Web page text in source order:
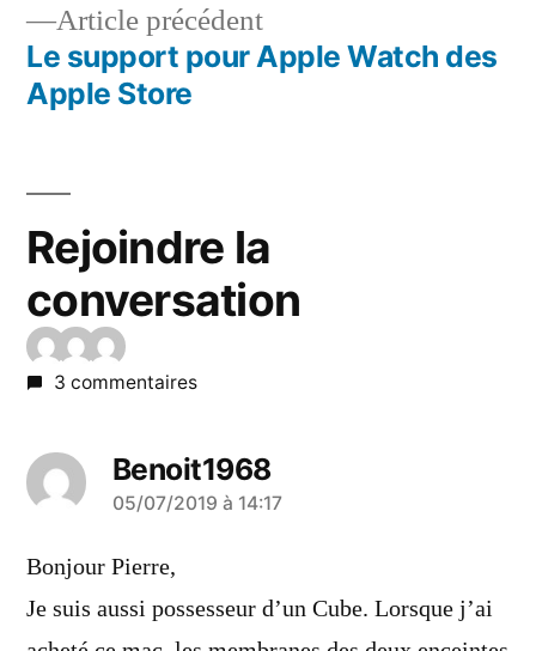
l’article
Article précédentArticle
précédent :
Le support pour Apple Watch des
Apple Store
Rejoindre la
conversation
3 commentaires
Benoit1968
a
dit :
05/07/2019 à 14:17
Bonjour Pierre,
Je suis aussi possesseur d’un Cube. Lorsque j’ai